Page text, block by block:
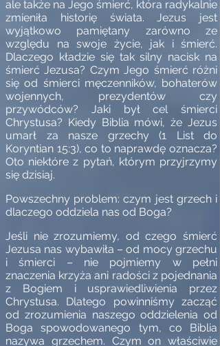
ale także na Jego śmierć, która radykalnie
zmieniła historię świata. Jezus jest
wyjątkowo pamiętany zarówno ze
względu na swoje życie, jak i śmierć.
Dlaczego kładzie się tak silny nacisk na
śmierć Jezusa? Czym Jego śmierć różni
się od śmierci męczenników, bohaterów
wojennych, prezydentów czy
przywódców? Jaki był cel śmierci
Chrystusa? Kiedy Biblia mówi, że Jezus
umarł za nasze grzechy (1 List do
Koryntian 15:3), co to naprawdę oznacza?
Oto niektóre z pytań, którym przyjrzymy
się dzisiaj.
Powszechny problem: czym jest grzech i
dlaczego oddziela nas od Boga?
Jeśli nie zrozumiemy, od czego śmierć
Jezusa nas wybawiła – od mocy grzechu
i śmierci – nie pojmiemy w pełni
znaczenia krzyża ani radości z pojednania
z Bogiem i usprawiedliwienia przez
Chrystusa. Dlatego powinniśmy zacząć
od zrozumienia naszego oddzielenia od
Boga spowodowanego tym, co Biblia
nazywa grzechem. Czym on właściwie